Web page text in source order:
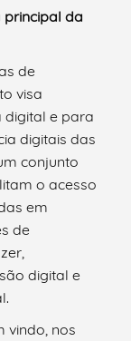
principal da
de
visa
digital e para
digitais das
conjunto
o acesso
em
de
digital e
vindo, nos